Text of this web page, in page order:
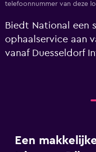
telefoonnummer van deze
Biedt National een
ophaalservice aan
vanaf Duesseldorf
Een